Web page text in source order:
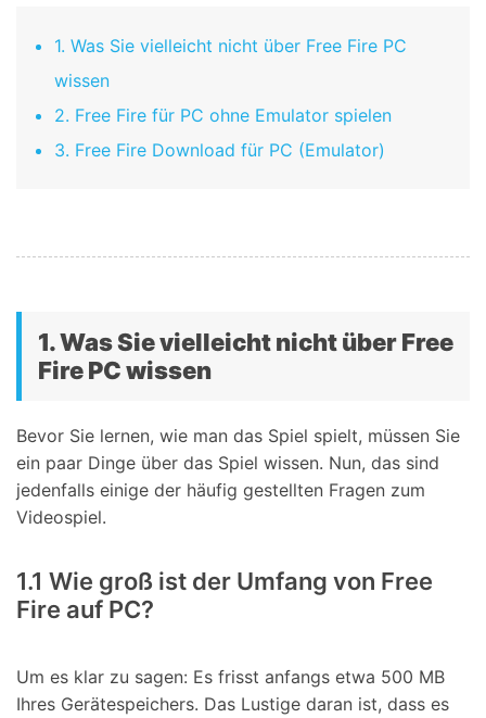
1. Was Sie vielleicht nicht über Free Fire PC
wissen
2. Free Fire für PC ohne Emulator spielen
3. Free Fire Download für PC (Emulator)
1. Was Sie vielleicht nicht über Free
Fire PC wissen
Bevor Sie lernen, wie man das Spiel spielt, müssen Sie
ein paar Dinge über das Spiel wissen. Nun, das sind
jedenfalls einige der häufig gestellten Fragen zum
Videospiel.
1.1 Wie groß ist der Umfang von Free
Fire auf PC?
Um es klar zu sagen: Es frisst anfangs etwa 500 MB
Ihres Gerätespeichers. Das Lustige daran ist, dass es